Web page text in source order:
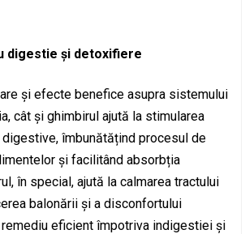
digestie și detoxifiere
și efecte benefice asupra sistemului
cât și ghimbirul ajută la stimularea
îmbunătățind procesul de
și facilitând absorbția
în special, ajută la calmarea tractului
balonării și a disconfortului
remediu eficient împotriva indigestiei și